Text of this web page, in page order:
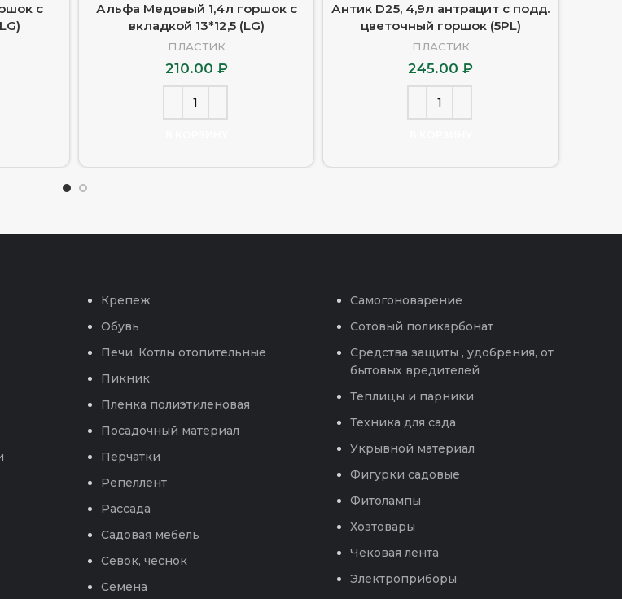
с
Альфа Медовый 1,4л горшок с
вкладкой 13*12,5 (LG)
ПЛАСТИК
210.00 ₽
Антик D25, 4,9л антрацит с подд.
цветочный горшок (5PL)
ПЛАСТИК
245.00₽
Крепеж
Обувь
Печи, Котлы отопительные
Пикник
Пленка полиэтиленовая
Посадочный материал
Перчатки
Репеллент
Рассада
Садовая мебель
Севок, чеснок
Семена
Самогоноварение
Сотовый поликарбонат
Средства защиты , удобрения, от
бытовых вредителей
Теплицы и парники
Техника для сада
Укрывной материал
Фигурки садовые
Фитолампы
Хозтовары
Чековая лента
Электроприборы